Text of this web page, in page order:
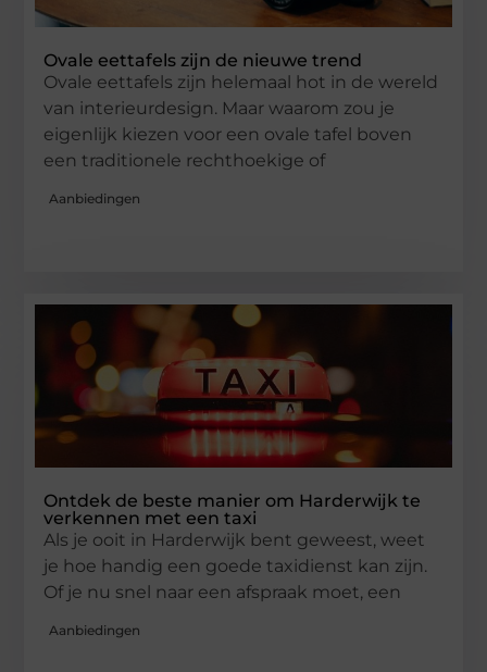
Ovale eettafels zijn de nieuwe trend
Ovale eettafels zijn helemaal hot in de wereld
van interieurdesign. Maar waarom zou je
eigenlijk kiezen voor een ovale tafel boven
een traditionele rechthoekige of
Aanbiedingen
Ontdek de beste manier om Harderwijk te
verkennen met een taxi
Als je ooit in Harderwijk bent geweest, weet
je hoe handig een goede taxidienst kan zijn.
Of je nu snel naar een afspraak moet, een
Aanbiedingen